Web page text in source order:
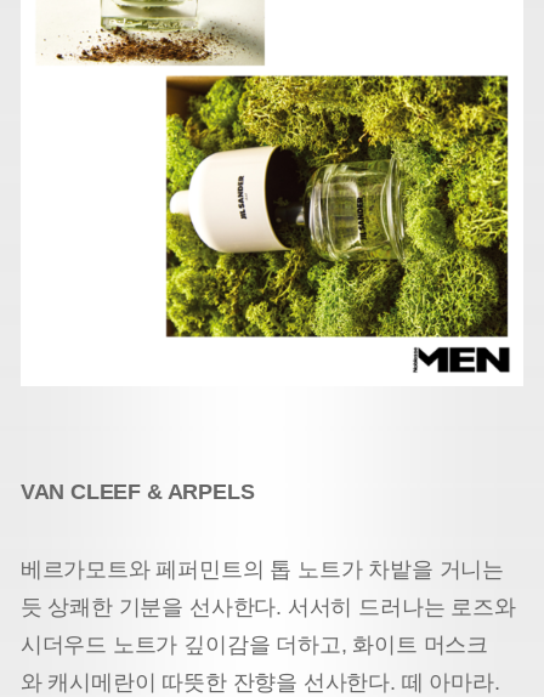
VAN CLEEF & ARPELS
베르가모트와 페퍼민트의 톱 노트가 차밭을 거니는
듯 상쾌한 기분을 선사한다. 서서히 드러나는 로즈와
시더우드 노트가 깊이감을 더하고, 화이트 머스크
와 캐시메란이 따뜻한 잔향을 선사한다. 떼 아마라.